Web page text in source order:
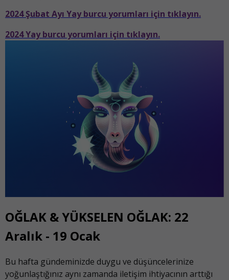
2024 Şubat Ayı Yay burcu yorumları için tıklayın.
2024 Yay burcu yorumları için tıklayın.
OĞLAK & YÜKSELEN OĞLAK: 22
Aralık - 19 Ocak
Bu hafta gündeminizde duygu ve düşüncelerinize
yoğunlaştığınız aynı zamanda iletişim ihtiyacının arttığı